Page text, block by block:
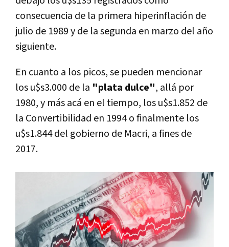
consecuencia de la primera hiperinflación de
julio de 1989 y de la segunda en marzo del año
siguiente.
En cuanto a los picos, se pueden mencionar
los u$s3.000 de la "plata dulce", allá por
1980, y más acá en el tiempo, los u$s1.852 de
la Convertibilidad en 1994 o finalmente los
u$s1.844 del gobierno de Macri, a fines de
2017.